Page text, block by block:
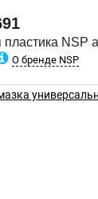
NSP
О бренде NSP